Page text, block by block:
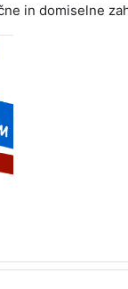
in domiselne